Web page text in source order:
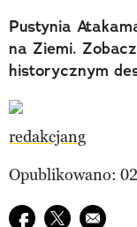
Pustynia
na Ziemi.
historycznym
redakcjang
Opublikowano:
Udostępnij na
Udostępnij
E-mail